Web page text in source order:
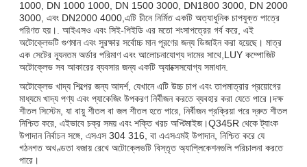
1000, DN 1000 1000, DN 1500 3000, DN1800 3000, DN 2000
3000, এবং DN2000 4000,এটি চীনে নির্মিত একটি অত্যাধুনিক চাপযুক্ত পাত্রে
পরিণত হয়।. আইএসও এবং সিই-পিইডি এর মতো শংসাপত্রের গর্ব করে, এই
অটোক্লেভটি গুণমান এবং সুরক্ষার সর্বোচ্চ মান পূরণের জন্য ডিজাইন করা হয়েছে। মাত্র
এক সেটের ন্যূনতম অর্ডার পরিমাণ এবং আলোচনাযোগ্য দামের সাথে,LUY কম্পোজিট
অটোক্লেভ সব আকারের ব্যবসার জন্য একটি অ্যাক্সেসযোগ্য সমাধান.
অটোক্লেভ খাদ্য শিল্পের জন্য আদর্শ, যেখানে এটি উচ্চ চাপ এবং তাপমাত্রার প্রয়োগের
মাধ্যমে খাদ্য পণ্য এবং প্যাকেজিং উপকরণ নির্বীজন করতে ব্যবহার করা যেতে পারে।দক্ষ
শীতল সিস্টেম, যা বায়ু শীতল বা জল শীতল হতে পারে, নির্বীজন প্রক্রিয়া পরে দ্রুত শীতল
নিশ্চিত করে, এইভাবে চক্র সময় এবং শক্তি খরচ অপ্টিমাইজ।Q345R থেকে ট্যাংক
উপাদান নির্বাচন সঙ্গে, এসএস 304 316, বা এএসএমই উপাদান, নিশ্চিত করে যে
গঠনগত অখণ্ডতা বজায় রেখে অটোক্লেভটি বিস্তৃত অ্যাপ্লিকেশনগুলি পরিচালনা করতে
পারে।